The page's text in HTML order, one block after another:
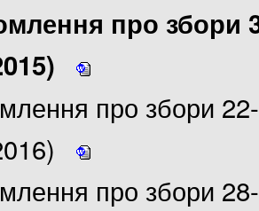
про збори
про збори
про збори